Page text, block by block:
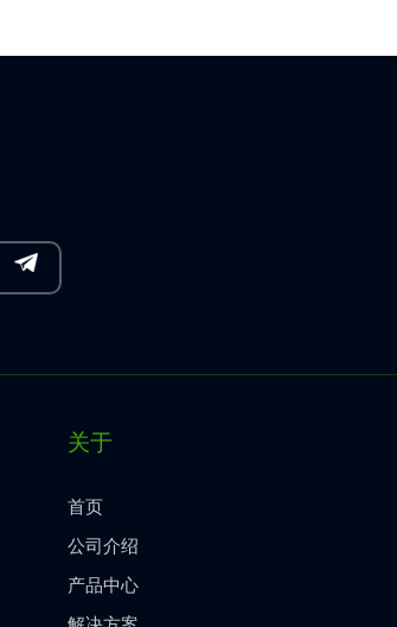
关于
首页
公司介绍
产品中心